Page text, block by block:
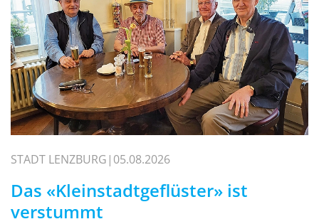
STADT LENZBURG 05.08.2026
Das «Kleinstadtgeflüster» ist
verstummt